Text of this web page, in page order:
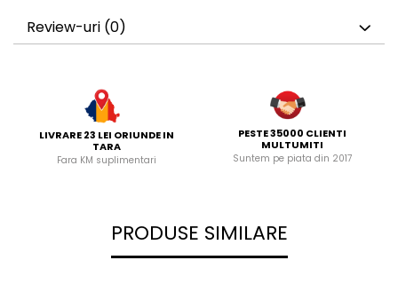
Review-uri (0)
LIVRARE 23 LEI ORIUNDE IN
TARA
Fara KM suplimentari
PESTE 35000 CLIENTI
MULTUMITI
Suntem pe piata din 2017
PRODUSE SIMILARE